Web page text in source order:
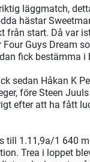
läggmatch,
hästar
från start. Då var
Guys Dream
fick bestämma i
sedan Håkan K
före Steen
efter att ha fått
till 1.11,9a/1 640
Trea i loppet